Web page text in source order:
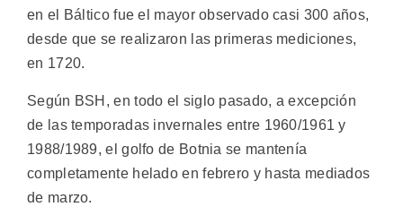
en el Báltico fue el mayor observado casi 300 años,
desde que se realizaron las primeras mediciones,
en 1720.
Según BSH, en todo el siglo pasado, a excepción
de las temporadas invernales entre 1960/1961 y
1988/1989, el golfo de Botnia se mantenía
completamente helado en febrero y hasta mediados
de marzo.